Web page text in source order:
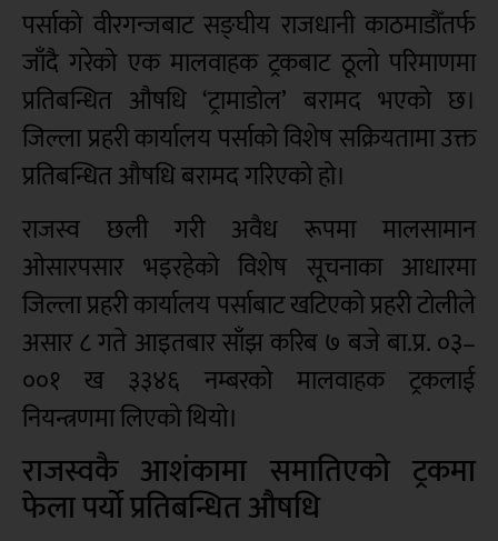
पर्साको वीरगन्जबाट सङ्घीय राजधानी काठमाडौँतर्फ
जाँदै गरेको एक मालवाहक ट्रकबाट ठूलो परिमाणमा
प्रतिबन्धित औषधि ‘ट्रामाडोल’ बरामद भएको छ।
जिल्ला प्रहरी कार्यालय पर्साको विशेष सक्रियतामा उक्त
प्रतिबन्धित औषधि बरामद गरिएको हो।
राजस्व छली गरी अवैध रूपमा मालसामान
ओसारपसार भइरहेको विशेष सूचनाका आधारमा
जिल्ला प्रहरी कार्यालय पर्साबाट खटिएको प्रहरी टोलीले
असार ८ गते आइतबार साँझ करिब ७ बजे बा.प्र. ०३–
००१ ख ३३४६ नम्बरको मालवाहक ट्रकलाई
नियन्त्रणमा लिएको थियो।
राजस्वकै आशंकामा समातिएको ट्रकमा
फेला पर्यो प्रतिबन्धित औषधि